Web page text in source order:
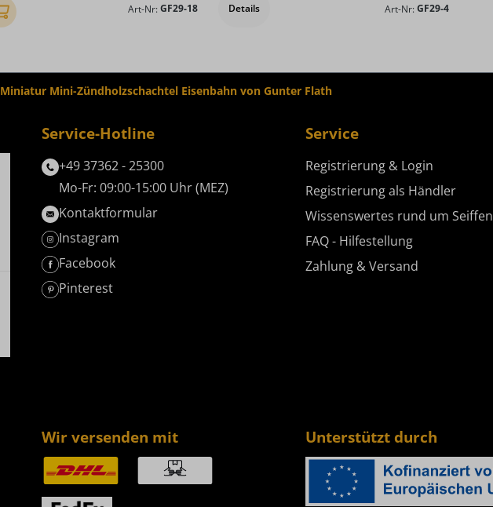
In den Warenkorb
Art-Nr:GF29-18 Details
Art-Nr:GF29-4
Miniatur Mini-Zündholzschachtel Eisenbahn von Gunter Flath
Service-Hotline
+49 37362 - 25300
Mo-Fr: 09:00-15:00 Uhr (MEZ)
Kontaktformular
Instagram
Facebook
Pinterest
Service
Registrierung & Login
Registrierung als Händler
Wissenswertes rund um Seiffen
FAQ - Hilfestellung
Zahlung & Versand
Wir versenden mit Unterstützt durch